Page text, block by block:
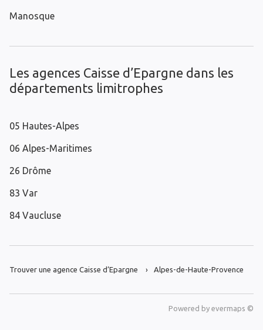
Manosque
Les agences Caisse d’Epargne dans les
départements limitrophes
05 Hautes-Alpes
06 Alpes-Maritimes
26 Drôme
83 Var
84 Vaucluse
Trouver une agence Caisse d’Epargne Alpes-de-Haute-Provence
Powered by evermaps ©